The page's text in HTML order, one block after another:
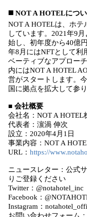
◼️ NOT A HOTELにつ
NOT A HOTELは、ホ
しています。2021年9
始し、初年度から40億
年8月にはNFTとして利
ベーティブなアプロー
内にはNOT A HOTEL
営がスタートします。
国に拠点を拡大して参り
■ 会社概要
会社名：NOT A HOTEL
代表者：濵渦 伸次
設立：2020年4月1日
事業内容：NOT A
URL： https://
ニュースレター：公式
りご登録ください
Twitter：@notahotel_inc
Facebook：
Instagram：